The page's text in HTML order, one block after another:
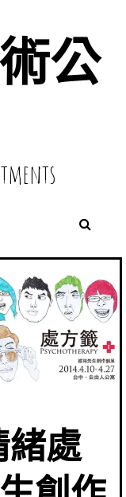
公
緒處